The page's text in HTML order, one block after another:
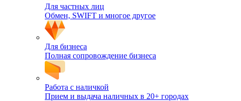
Для частных лиц
Обмен, SWIFT и многое другое
Для бизнеса
Полная сопровождение бизнеса
Работа с наличкой
Прием и выдача наличных в 20+ городах